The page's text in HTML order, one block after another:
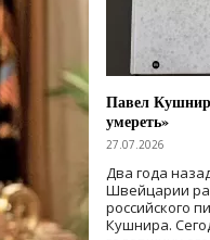
Павел
умереть»
27.07.2026
Два года
Швейцарии
российского
Кушнира.